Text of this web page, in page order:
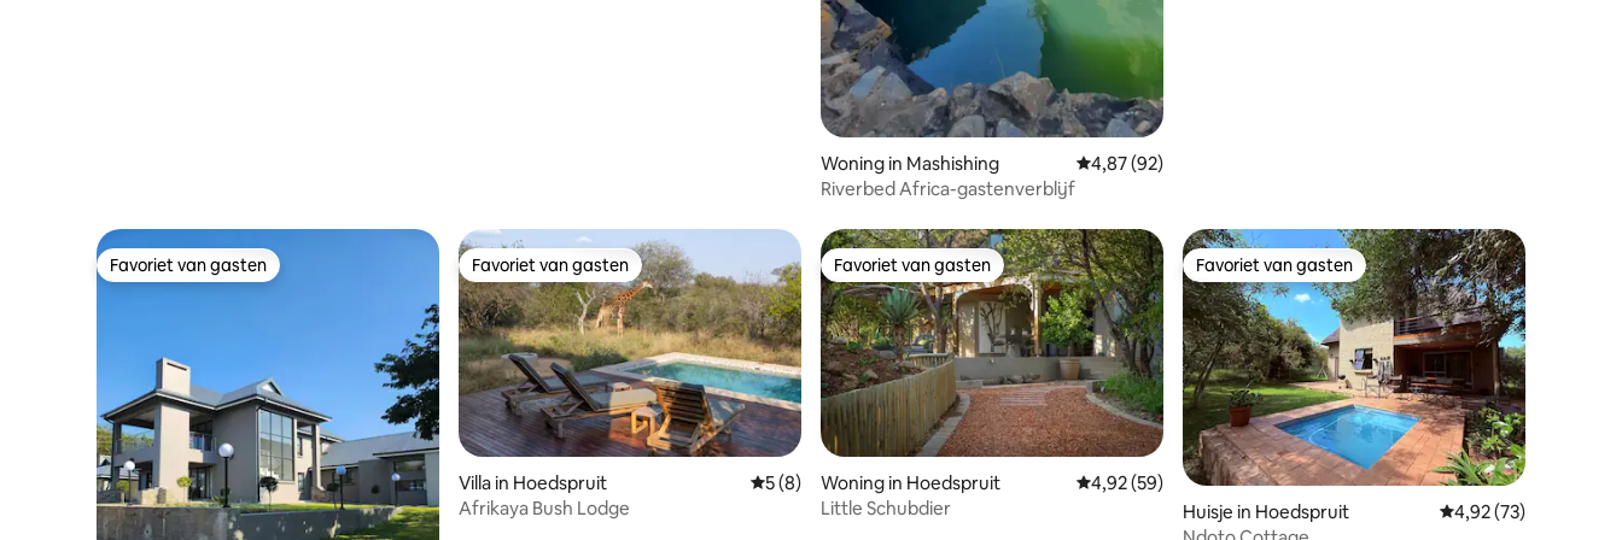
Woning in Mashishing Gemiddelde beoordeling van 4,87 uit 5, 92 recensies
4,87 (92)
Riverbed Africa-gastenverblijf
Favoriet van gasten
Favoriet van gasten Favoriet van gasten
Favoriet van gasten
Villa in Hoedspruit Gemiddelde beoordeling van 5 uit 5, 8 recensies
5 (8)
Afrikaya Bush Lodge
Favoriet van gasten
Favoriet van gasten
Woning in Hoedspruit Gemiddelde beoordeling van 4,92 uit 5, 59 recensies
4,92 (59)
Little Schubdier
Favoriet van gasten
Favoriet van gasten
Huisje in Hoedspruit Gemiddelde
4,92 (73)